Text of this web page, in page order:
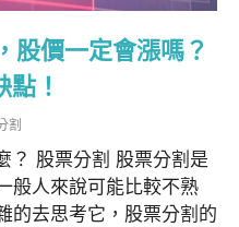
股價一定會漲嗎？
！
割
？ 股票分割 股票分割是
般人來說可能比較不熟
的去思考它，股票分割的